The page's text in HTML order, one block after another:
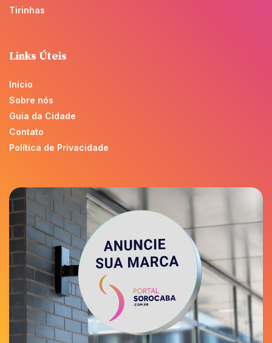
Tirinhas
Links Úteis
Início
Sobre nós
Guia da Cidade
Contato
Política de Privacidade